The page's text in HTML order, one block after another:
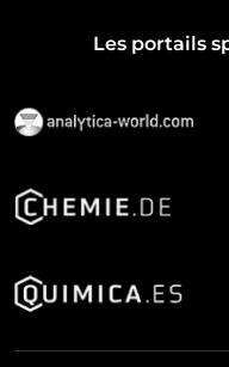
Les portails